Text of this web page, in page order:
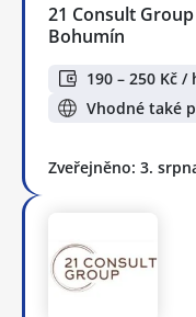
21 Consult
Bohumín
190 – 250 Kč /
Vhodné také
Zveřejněno: 3.